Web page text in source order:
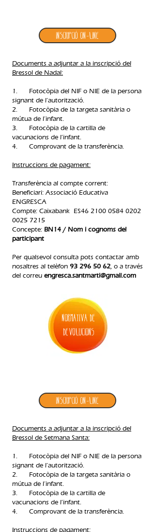
Inscripció ON-LINE
Documents a adjuntar a la inscripció del
Bressol de Nadal:
1. Fotocòpia del NIF o NIE de la persona
signant de l’autorització.
2. Fotocòpia de la targeta sanitària o
mútua de l’infant.
3. Fotocòpia de la cartilla de
vacunacions de l’infant.
4. Comprovant de la transferència.​
Instruccions de pagament:
Transferència al compte corrent:
Beneficiari: Associació Educativa
ENGRESCA
Compte: Caixabank ES46 2100 0584 0202
0025 7215
Concepte: BN14 / Nom i cognoms del
participant
Per qualsevol consulta pots contactar amb
nosaltres al telèfon 93 296 50 62, o a través
del correu engresca.santmarti@gmail.com
normativa de
devolucions
Inscripció ON-LINE
Documents a adjuntar a la inscripció del
Bressol de Setmana Santa:
1. Fotocòpia del NIF o NIE de la persona
signant de l’autorització.
2. Fotocòpia de la targeta sanitària o
mútua de l’infant.
3. Fotocòpia de la cartilla de
vacunacions de l’infant.
4. Comprovant de la transferència.​
Instruccions de pagament: